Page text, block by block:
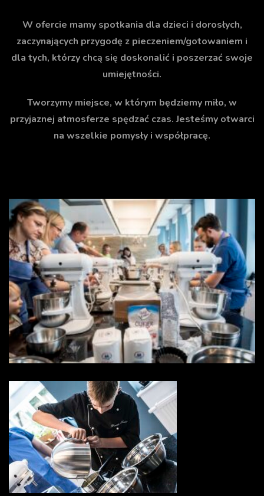
W ofercie mamy spotkania dla dzieci i dorosłych,
zaczynających przygodę z pieczeniem/gotowaniem i
dla tych, którzy chcą się doskonalić i poszerzać swoje
umiejętności.
Tworzymy miejsce, w którym będziemy miło, w
przyjaznej atmosferze spędzać czas. Jesteśmy otwarci
na wszelkie pomysły i współpracę.